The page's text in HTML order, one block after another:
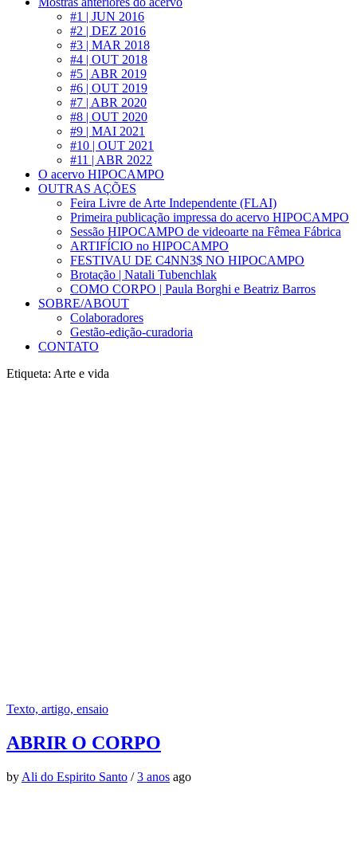
#1 | JUN 2016
#2 | DEZ 2016
#3 | MAR 2018
#4 | OUT 2018
#5 | ABR 2019
#6 | OUT 2019
#7 | ABR 2020
#8 | OUT 2020
#9 | MAI 2021
#10 | OUT 2021
#11 | ABR 2022
O acervo HIPOCAMPO
OUTRAS AÇÕES
Feira Livre de Arte Independente (FLAI)
Primeira publicação impressa do acervo HIPOCAMPO
Sessão HIPOCAMPO de videoarte na Fêmea Fábrica
ARTIFÍCIO no HIPOCAMPO
FESTIVAU DE C4NN3$ NO HIPOCAMPO
Brotação | Natali Tubenchlak
COMO CORPO | Paula Borghi e Beatriz Barros
SOBRE/ABOUT
Colaboradores
Gestão-edição-curadoria
CONTATO
Etiqueta: Arte e vida
Texto, artigo, ensaio
ABRIR O CORPO
by Ali do Espirito Santo /3 anos ago